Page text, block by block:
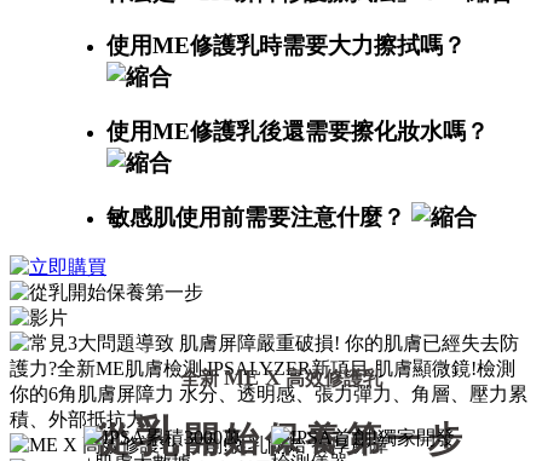
使用ME修護乳時需要大力擦拭嗎？
使用ME修護乳後還需要擦化妝水嗎？
敏感肌使用前需要注意什麼？
全新 ME X高效修護乳
從乳開始保養第一步